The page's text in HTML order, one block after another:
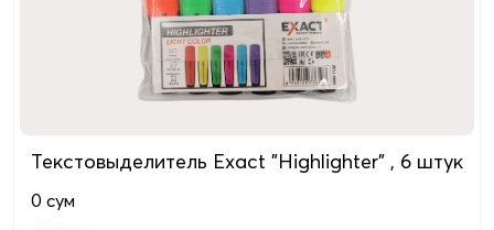
Текстовыделитель Exact "Highlighter" , 6 штук
0 сум